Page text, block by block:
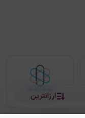
ارزانترین